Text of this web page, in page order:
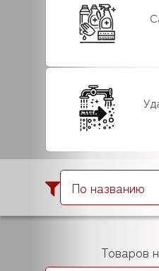
По названию
Товаров